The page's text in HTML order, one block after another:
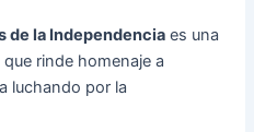
de la Independencia es una
rinde homenaje a
luchando por la